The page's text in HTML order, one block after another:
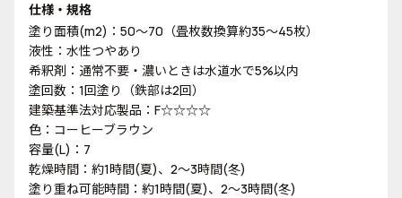
仕様・規格
塗り面積(m2)：50～70（畳枚数換算約35～45枚）
液性：水性つやあり
希釈剤：通常不要・濃いときは水道水で5%以内
塗回数：1回塗り（鉄部は2回）
建築基準法対応製品：F☆☆☆☆
色：コーヒーブラウン
容量(L)：7
乾燥時間：約1時間(夏)、2～3時間(冬)
塗り重ね可能時間：約1時間(夏)、2～3時間(冬)